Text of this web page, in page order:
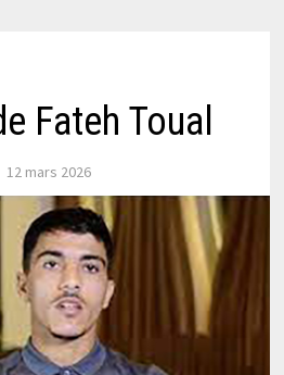
Fateh Toual
12 mars 2026